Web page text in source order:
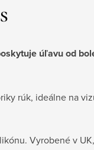
úľavu od
rúk, ideálne na
Vyrobené v